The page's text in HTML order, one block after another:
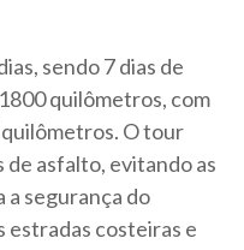
sendo 7 dias de
quilômetros, com
quilômetros. O tour
asfalto, evitando as
segurança do
estradas costeiras e